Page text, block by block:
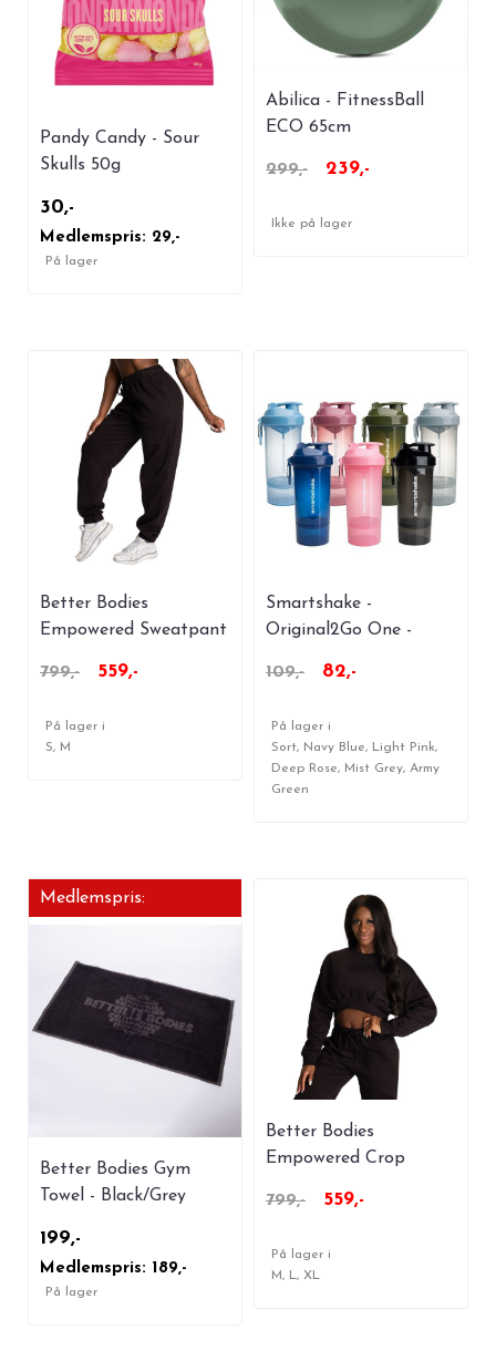
Pandy Candy - Sour
Skulls 50g
30,-
Medlemspris: 29,-
På lager
Abilica - FitnessBall
ECO 65cm
299,- 239,-
Ikke på lager
Better Bodies
Empowered Sweatpant
799,-
559,-
På lager i
S, M
Smartshake -
Original2Go One -
109,-
82,-
På lager i
Sort, Navy Blue, Light Pink,
Deep Rose, Mist Grey, Army
Green
Medlemspris:
Better Bodies Gym
Towel - Black/Grey
199,-
Medlemspris: 189,-
På lager
Better Bodies
Empowered Crop
799,-
559,-
På lager i
M, L, XL